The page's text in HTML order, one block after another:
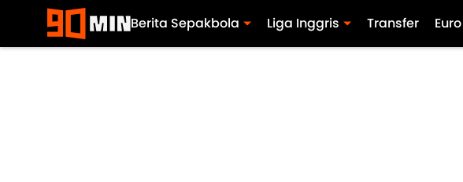
Berita Sepakbola Liga Inggris Transfer